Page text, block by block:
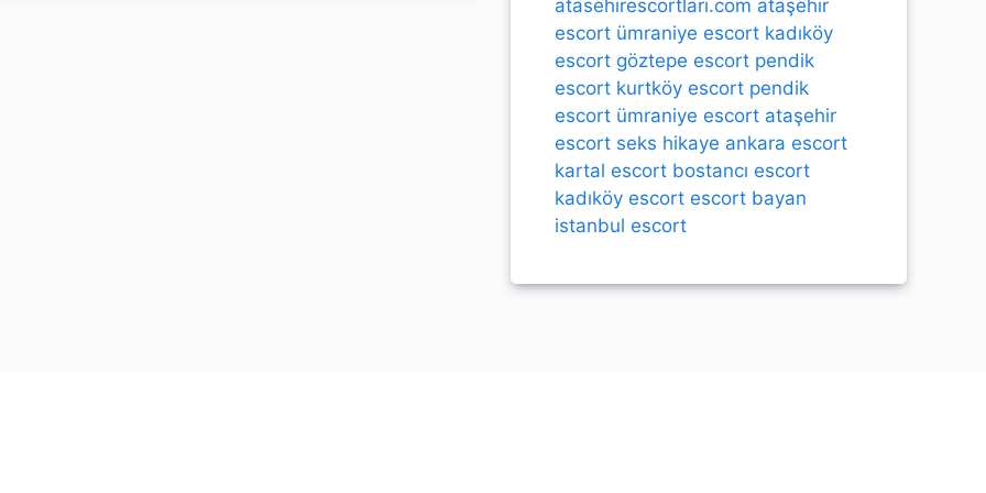
atasehirescortlari.com ataşehir
escort ümraniye escort kadıköy
escort göztepe escort pendik
escort kurtköy escort pendik
escort ümraniye escort ataşehir
escort seks hikaye ankara escort
kartal escort bostancı escort
kadıköy escort escort bayan
istanbul escort